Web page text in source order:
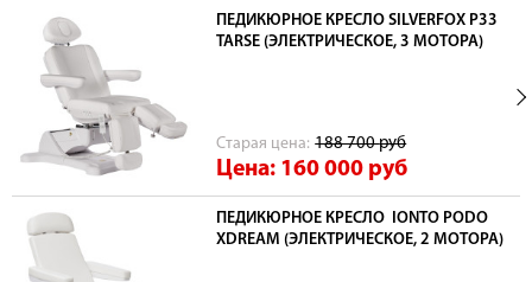
ПЕДИКЮРНОЕ КРЕСЛО SILVERFOX P33
TARSE (ЭЛЕКТРИЧЕСКОЕ, 3 МОТОРА)
Cтарая цена: 188 700руб
Цена: 160 000 руб
ПЕДИКЮРНОЕ КРЕСЛО IONTO PODO
XDREAM (ЭЛЕКТРИЧЕСКОЕ, 2 МОТОРА)